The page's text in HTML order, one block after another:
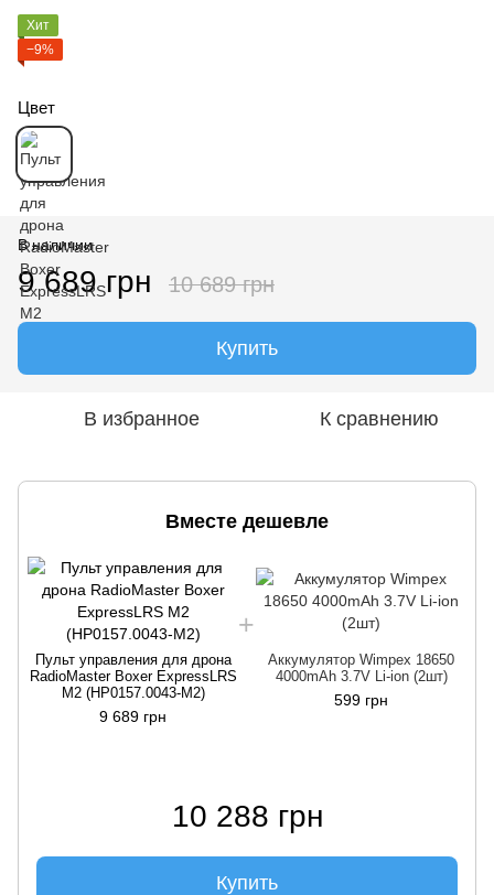
Хит
−9%
Цвет
В наличии
9 689 грн 10 689 грн
Купить
В избранное К сравнению
Вместе дешевле
Пульт управления для дрона
RadioMaster Boxer ExpressLRS
М2 (HP0157.0043-M2)
9 689 грн
Аккумулятор Wimpex 18650
4000mAh 3.7V Li-ion (2шт)
599 грн
10 288 грн
Купить